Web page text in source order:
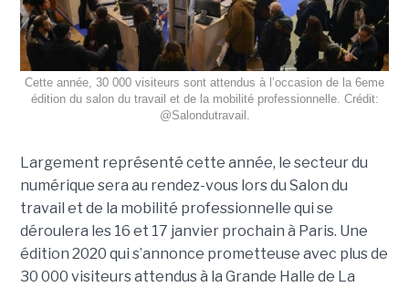
Cette année, 30 000 visiteurs sont attendus à l’occasion de la 6eme
édition du salon du travail et de la mobilité professionnelle. Crédit:
@Salondutravail.
Largement représenté cette année, le secteur du
numérique sera au rendez-vous lors du Salon du
travail et de la mobilité professionnelle qui se
déroulera les 16 et 17 janvier prochain à Paris. Une
édition 2020 qui s’annonce prometteuse avec plus de
30 000 visiteurs attendus à la Grande Halle de La